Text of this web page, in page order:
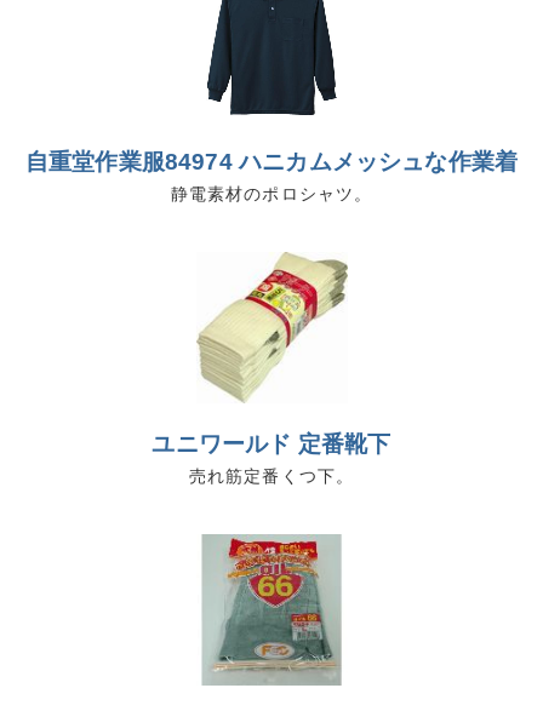
自重堂作業服84974 ハニカムメッシュな作業着
静電素材のポロシャツ。
ユニワールド 定番靴下
売れ筋定番くつ下。